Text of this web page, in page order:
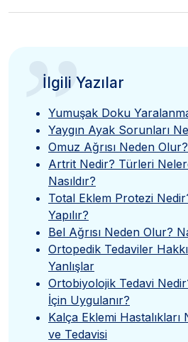
”
İlgili Yazılar
Yumuşak Doku
Yaygın Ayak Sorunları
Omuz Ağrısı Neden
Artrit Nedir? Türleri
Nasıldır?
Total Eklem Protezi
Yapılır?
Bel Ağrısı Neden Olur?
Ortopedik Tedaviler
Yanlışlar
Ortobiyolojik Tedavi
İçin Uygulanır?
Kalça Eklemi
ve Tedavisi